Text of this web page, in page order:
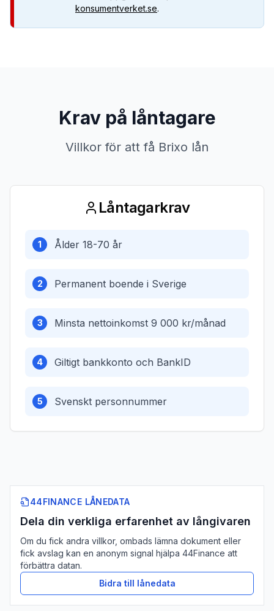
konsumentverket.se.
Krav på låntagare
Villkor för att få Brixo lån
Låntagarkrav
1 Ålder 18-70 år
2 Permanent boende i Sverige
3 Minsta nettoinkomst 9 000 kr/månad
4 Giltigt bankkonto och BankID
5 Svenskt personnummer
44FINANCE LÅNEDATA
Dela din verkliga erfarenhet av långivaren
Om du fick andra villkor, ombads lämna dokument eller
fick avslag kan en anonym signal hjälpa 44Finance att
förbättra datan.
Bidra till lånedata